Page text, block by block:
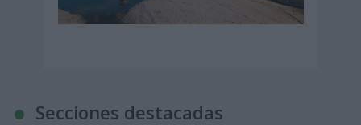
Secciones destacadas